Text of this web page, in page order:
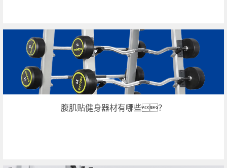
腹肌贴健身器材有哪些？